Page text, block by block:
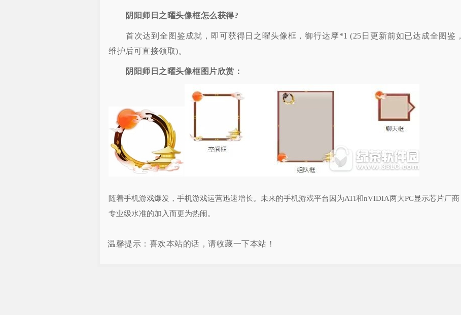
阴阳师日之曜头像框怎么获得?
首次达到全图鉴成就，即可获得日之曜头像框，御行达摩*1 (25日更新前如已达成全图鉴，
维护后可直接领取)。
阴阳师日之曜头像框图片欣赏：
随着手机游戏爆发，手机游戏运营迅速增长。未来的手机游戏平台因为ATI和nVIDIA两大PC显示芯片厂商
专业级水准的加入而更为热闹。
温馨提示：喜欢本站的话，请收藏一下本站！